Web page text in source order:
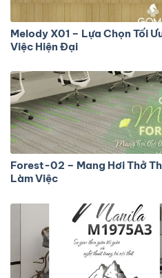
Melody X01 – Lựa Chọn Tối
Việc Hiện Đại
Forest-02 – Mang Hơi Thở
Làm Việc